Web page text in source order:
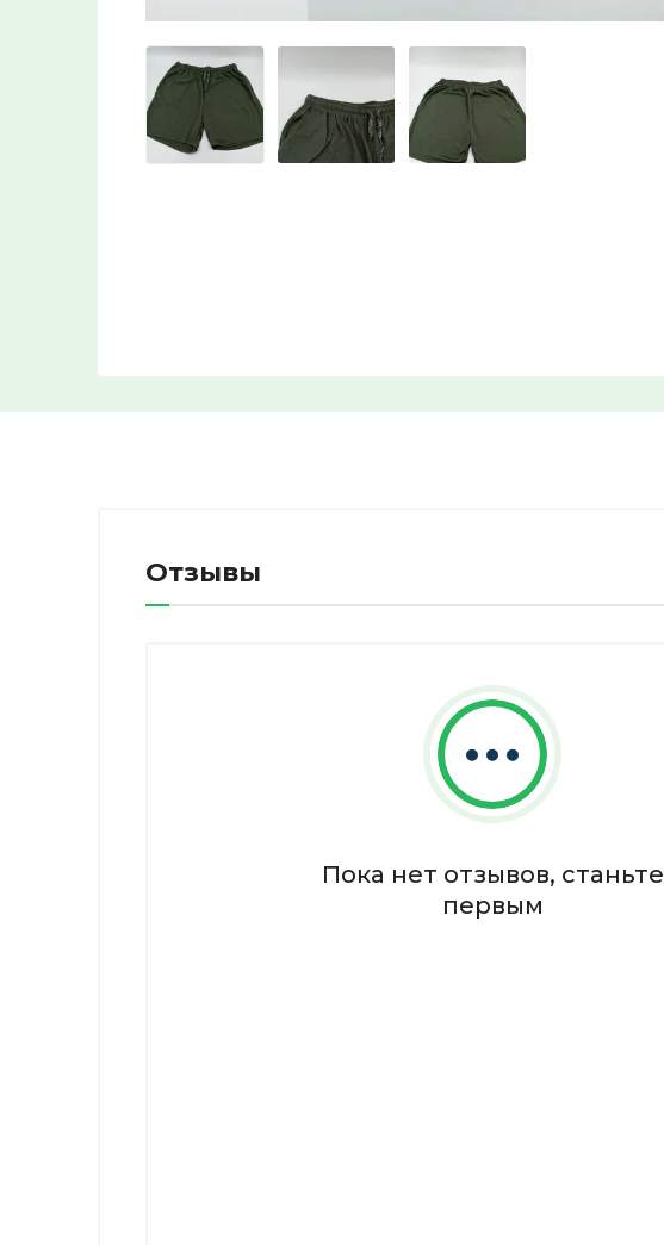
Отзывы
Пока нет отзывов, станьте
первым